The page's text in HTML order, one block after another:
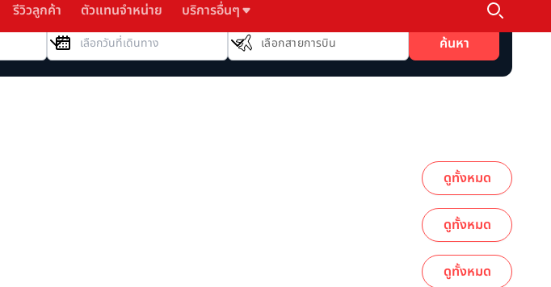
รีวิวลูกค้า ตัวแทนจำหน่าย บริการอื่นๆ
วันที่เดินทาง
สายการบิน
เลือกสายการบิน
ค้นหา
ดูทั้งหมด
ดูทั้งหมด
ดูทั้งหมด